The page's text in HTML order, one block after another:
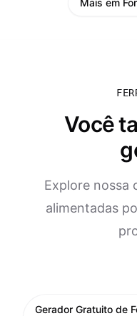
Mais em
Você
Explore nossa
alimentadas
Gerador Gratuito de